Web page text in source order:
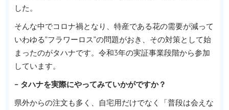
した。
そんな中でコロナ禍となり、特産である花の需要が減って
いわゆる”フラワーロス”の問題がおき、その対策として始
まったのがタハナです。令和3年の実証事業段階から参加
しています。
– タハナを実際にやってみていかがですか？
県外からの注文も多く、自宅用だけでなく「普段は会えな